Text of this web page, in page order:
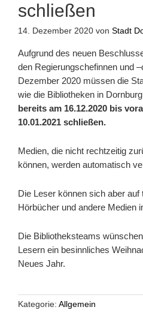
schließen
14. Dezember 2020 von Stadt
Aufgrund des neuen
den Regierungschefinnen und
Dezember 2020 müssen die
wie die Bibliotheken in
bereits am 16.12.2020 bis
10.01.2021 schließen.
Medien, die nicht rechtzeitig
können, werden automatisch
Die Leser können sich aber auf
Hörbücher und andere Medien
Die Bibliotheksteams
Lesern ein besinnliches
Neues Jahr.
Kategorie: Allgemein